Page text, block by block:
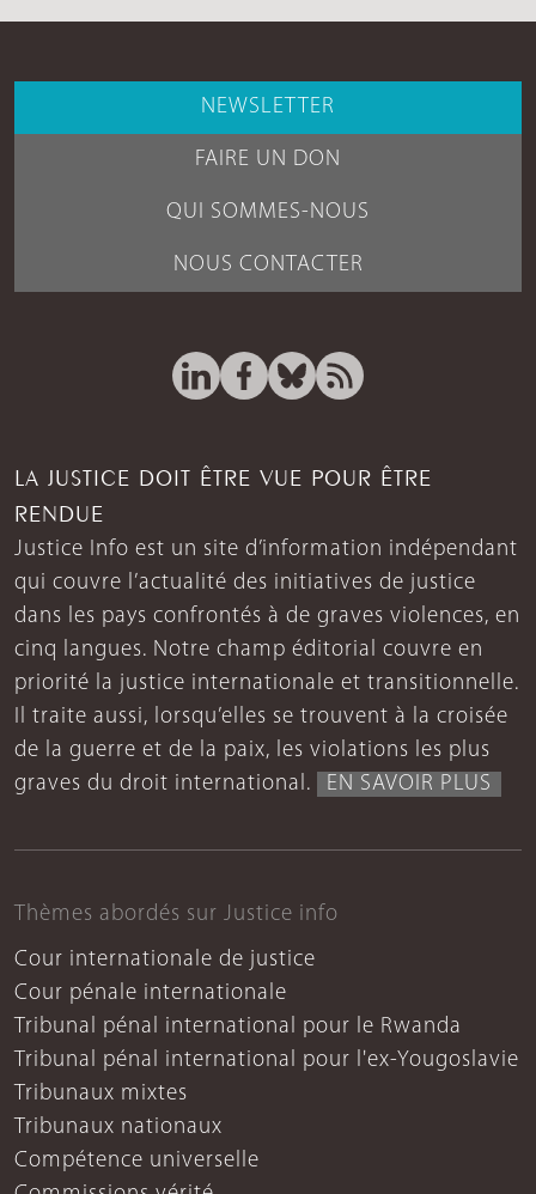
NEWSLETTER
FAIRE UN DON
QUI SOMMES-NOUS
NOUS CONTACTER
LA JUSTICE DOIT ÊTRE VUE POUR ÊTRE
RENDUE
Justice Info est un site d’information indépendant
qui couvre l’actualité des initiatives de justice
dans les pays confrontés à de graves violences, en
cinq langues. Notre champ éditorial couvre en
priorité la justice internationale et transitionnelle.
Il traite aussi, lorsqu’elles se trouvent à la croisée
de la guerre et de la paix, les violations les plus
graves du droit international.
EN SAVOIR PLUS
Thèmes abordés sur Justice info
Cour internationale de justice
Cour pénale internationale
Tribunal pénal international pour le Rwanda
Tribunal pénal international pour l'ex-Yougoslavie
Tribunaux mixtes
Tribunaux nationaux
Compétence universelle